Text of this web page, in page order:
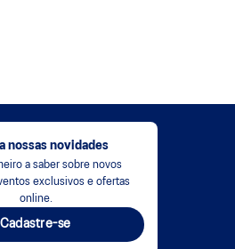
nossas novidades
a saber sobre novos
exclusivos e ofertas
online.
Cadastre-se